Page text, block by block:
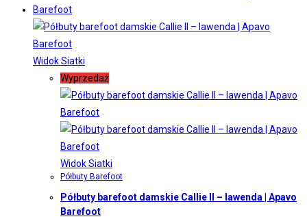
Widok Siatki
Wyprzedaż
Widok Siatki
Półbuty Barefoot
Półbuty barefoot damskie Callie II – lawenda | Apavo
Barefoot